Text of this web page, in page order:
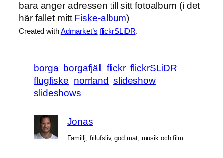
bara anger adressen till sitt fotoalbum (i det
här fallet mittFiske-album)
Created withAdmarket’s flickrSLiDR.
borga borgafjäll flickr flickrSLiDR
flugfiske norrland
slideshow
slideshows
Jonas
Famillj, frilufsliv, god mat, musik och film.